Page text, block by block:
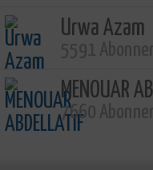
Urwa Azam
MENOUAR
7660